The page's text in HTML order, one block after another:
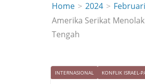
Home
2024
Februari
Amerika Serikat
Tengah
INTERNASIONAL KONFLIK ISRAEL-